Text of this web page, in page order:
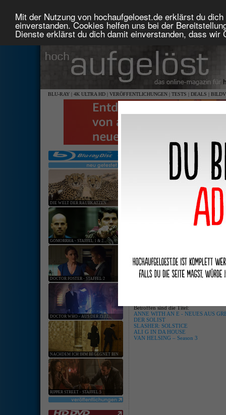
Mit der Nutzung von hochaufgeloest.de erklärst du
einverstanden. Cookies helfen uns bei der
Dienste erklärst du dich damit einverstanden, dass
BLU-RAY | 4K ULTRA HD | VERÖFFENTLICHUNGEN | TESTS | DEALS |
DIE WELT DER RAUBKATZEN
GOMORRHA - STAFFEL 1 & 2...
DOCTOR FOSTER - STAFFEL 2
DOCTOR WHO - AUS DER ZEIT...
NACHDEM ICH IHM BEGEGNET BIN
RIPPER STREET - STAFFEL 5
keine
Starttermin-Verschiebung für
19. Mär. 2020 | Kategorie:Software| 0
Betroffen sind die Titel:
ANNE WITH AN E - NEUES AUS
DER SOLIST
SLASHER: SOLSTICE
ALI G IN DA HOUSE
VAN HELSING – Season 3